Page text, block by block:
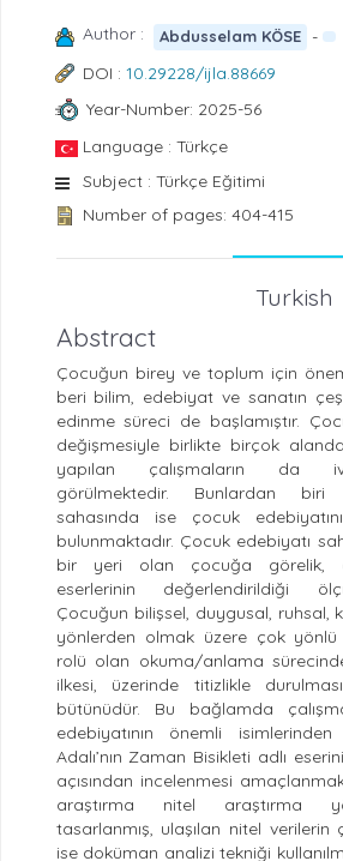
Author : Abdusselam KÖSE
-
DOI : 10.29228/ijla.88669
Year-Number: 2025-56
Language : Türkçe
Subject : Türkçe Eğitimi
Number of pages: 404-415
Turkish
Abstract
Çocuğun birey ve toplum için
beri bilim, edebiyat ve sanatın
edinme süreci de başlamıştır.
değişmesiyle birlikte birçok
yapılan çalışmaların da
görülmektedir. Bunlardan
sahasında ise çocuk
bulunmaktadır. Çocuk edebiyatı
bir yeri olan çocuğa görelik,
eserlerinin değerlendirildiği
Çocuğun bilişsel, duygusal, ruhsal,
yönlerden olmak üzere çok yönlü
rolü olan okuma/anlama
ilkesi, üzerinde titizlikle
bütünüdür. Bu bağlamda
edebiyatının önemli
Adalı’nın Zaman Bisikleti adlı
açısından incelenmesi
araştırma nitel araştırma
tasarlanmış, ulaşılan nitel verilerin
ise doküman analizi tekniği